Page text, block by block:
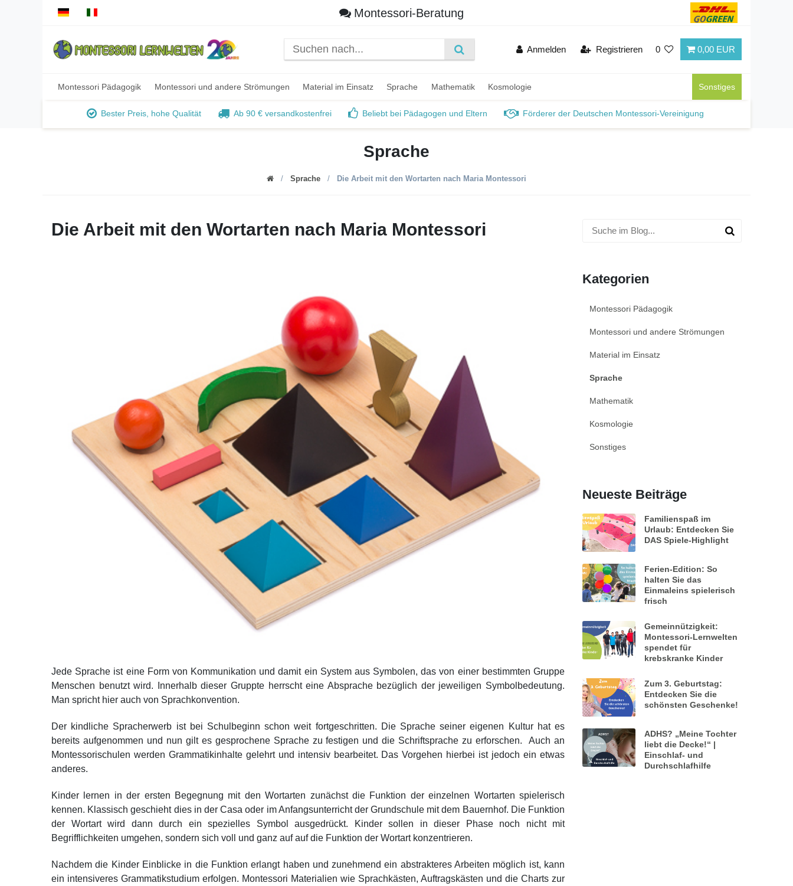
Montessori-Beratung
Anmelden Registrieren 0 0,00 EUR
Montessori Pädagogik Montessori und andere Strömungen Material im Einsatz Sprache Mathematik Kosmologie Sonstiges
Bester Preis, hohe Qualität Ab 90 € versandkostenfrei Beliebt bei Pädagogen und Eltern Förderer der Deutschen Montessori-Vereinigung
Sprache
Sprache Die Arbeit mit den Wortarten nach Maria Montessori
Die Arbeit mit den Wortarten nach Maria Montessori
Jede Sprache ist eine Form von Kommunikation und damit ein System aus Symbolen, das von einer bestimmten Gruppe
Menschen benutzt wird. Innerhalb dieser Gruppte herrscht eine Absprache bezüglich der jeweiligen Symbolbedeutung.
Man spricht hier auch von Sprachkonvention.
Der kindliche Spracherwerb ist bei Schulbeginn schon weit fortgeschritten. Die Sprache seiner eigenen Kultur hat es
bereits aufgenommen und nun gilt es gesprochene Sprache zu festigen und die Schriftsprache zu erforschen. Auch an
Montessorischulen werden Grammatikinhalte gelehrt und intensiv bearbeitet. Das Vorgehen hierbei ist jedoch ein etwas
anderes.
Kinder lernen in der ersten Begegnung mit den Wortarten zunächst die Funktion der einzelnen Wortarten spielerisch
kennen. Klassisch geschieht dies in der Casa oder im Anfangsunterricht der Grundschule mit dem Bauernhof. Die Funktion
der Wortart wird dann durch ein spezielles Symbol ausgedrückt. Kinder sollen in dieser Phase noch nicht mit
Begrifflichkeiten umgehen, sondern sich voll und ganz auf auf die Funktion der Wortart konzentrieren.
Nachdem die Kinder Einblicke in die Funktion erlangt haben und zunehmend ein abstrakteres Arbeiten möglich ist, kann
ein intensiveres Grammatikstudium erfolgen. Montessori Materialien wie Sprachkästen, Auftragskästen und die Charts zur
Kategorien
Montessori Pädagogik
Montessori und andere Strömungen
Material im Einsatz
Sprache
Mathematik
Kosmologie
Sonstiges
Neueste Beiträge
Familienspaß im
Urlaub: Entdecken Sie
DAS Spiele-Highlight
Ferien-Edition: So
halten Sie das
Einmaleins spielerisch
frisch
Gemeinnützigkeit:
Montessori-Lernwelten
spendet für
krebskranke Kinder
Zum 3. Geburtstag:
Entdecken Sie die
schönsten Geschenke!
ADHS? „Meine Tochter
liebt die Decke!“ |
Einschlaf- und
Durchschlafhilfe